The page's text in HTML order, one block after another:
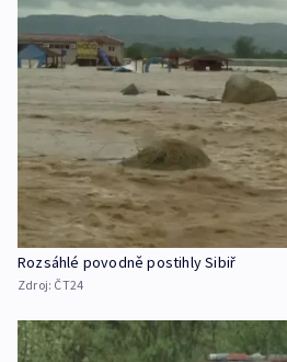
Rozsáhlé povodně postihly Sibiř
Zdroj: ČT24